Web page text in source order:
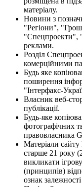
матеріалу.
Новини з
"Регіони",
"Спецпроекти",
реклами.
Розділ
комерційними
Будь яке
поширення
"Інтерфакс-
Власник веб-
публікації.
Будь-яке
фотографічних
правовласника
Матеріали сайту
старше 21 року
викликати
(принципів)
ознак